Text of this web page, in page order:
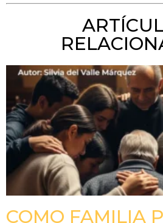
COMO FAMILIA